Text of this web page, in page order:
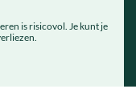
is risicovol. Je kunt je